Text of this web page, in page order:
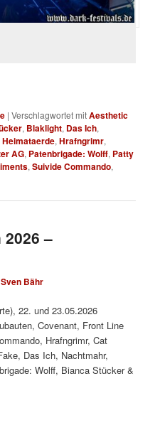
|Verschlagwortet mitAesthetic
, Blaklight, Das Ich,
Heimataerde,Hrafngrimr,
AG, Patenbrigade: Wolff, Patty
,Suivide Commando,
2026 –
Sven Bähr
22. und 23.05.2026
Covenant, Front Line
Hrafngrimr, Cat
Das Ich, Nachtmahr,
Wolff, Bianca Stücker &